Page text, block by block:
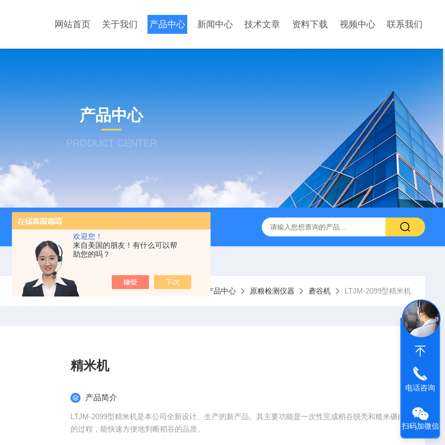
欢迎您！
来自美国的朋友！有什么可以帮
助您的吗？
网站首页 关于我们 产品中心 新闻中心 技术文章 资料下载 视频中心 联系我们
产品中心
PRODUCT CENTER
当前位置：首页 产品中心 原粮检测仪器 砻谷机 LTJM-2099型精米机
精米机
产品简介
LTJM-2099型精米机是本公司全新设计、生产的新产品。其主要功能是一次性完成稻谷脱壳和糙米碾白
的过程，能快速方便地判断稻谷的品质。
电话咨询
扫码加微信